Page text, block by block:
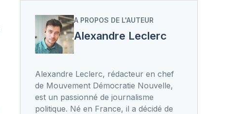
A PROPOS DE L'AUTEUR
Alexandre Leclerc
Alexandre Leclerc, rédacteur en chef
de Mouvement Démocratie Nouvelle,
est un passionné de journalisme
politique. Né en France, il a décidé de